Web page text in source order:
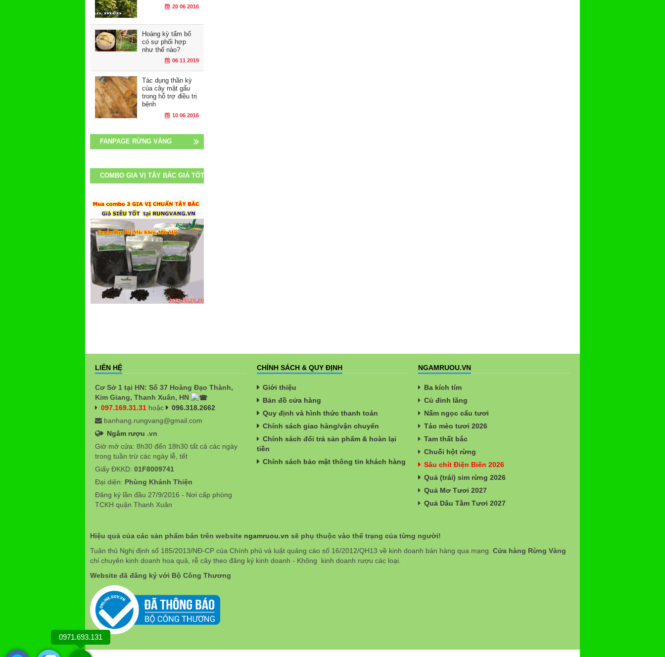
20 06 2016
Hoàng kỳ tẩm bổ
có sự phối hợp
như thế nào?
06 11 2019
Tác dụng thần kỳ
của cây mật gấu
trong hỗ trợ điều trị
bệnh
10 06 2016
FANPAGE RỪNG VÀNG
COMBO GIA VỊ TÂY BẮC GIÁ TỐT
LIÊN HỆ
Cơ Sở 1 tại HN: Số 37 Hoàng Đạo Thành,
Kim Giang, Thanh Xuân, HN
097.169.31.31 hoặc
096.318.2662
banhang.rungvang@gmail.com
Ngâm rượu .vn
Giờ mở cửa: 8h30 đến 18h30 tất cả các ngày
trong tuần trừ các ngày lễ, tết
Giấy ĐKKD: 01F8009741
Đại diện: Phùng Khánh Thiện
Đăng ký lần đầu 27/9/2016 - Nơi cấp phòng
TCKH quận Thanh Xuân
CHÍNH SÁCH & QUY ĐỊNH
Giới thiệu
Bản đồ cửa hàng
Quy định và hình thức thanh toán
Chính sách giao hàng/vận chuyển
Chính sách đổi trả sản phẩm & hoàn lại
tiền
Chính sách bảo mật thông tin khách hàng
NGAMRUOU.VN
Ba kích tím
Củ đinh lăng
Nấm ngọc cẩu tươi
Táo mèo tươi 2026
Tam thất bắc
Chuối hột rừng
Sâu chít Điện Biên 2026
Quả (trái) sim rừng 2026
Quả Mơ Tươi 2027
Quả Dâu Tằm Tươi 2027
Hiệu quả của các sản phẩm bán trên website ngamruou.vn sẽ phụ thuộc vào thể trạng của từng người!
Tuân thủ Nghị định số 185/2013/NĐ-CP của Chính phủ và luật quảng cáo số 16/2012/QH13 về kinh doanh bán hàng qua mạng. Cửa hàng Rừng Vàng
chỉ chuyên kinh doanh hoa quả, rễ cây theo đăng ký kinh doanh - Không kinh doanh rượu các loại.
Website đã đăng ký với Bộ Công Thương
0971.693.131